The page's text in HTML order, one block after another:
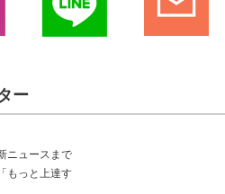
ー
ニュースまで
もっと上達す